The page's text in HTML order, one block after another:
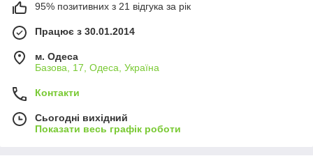
95% позитивних з 21 відгука за рік
Працює з 30.01.2014
м. Одеса
Базова, 17, Одеса, Україна
Контакти
Сьогодні вихідний
Показати весь графік роботи